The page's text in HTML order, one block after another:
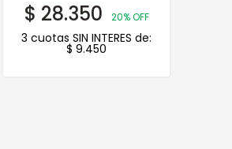
$ 28.350 20% OFF
3 cuotas SIN INTERES de:
$ 9.450